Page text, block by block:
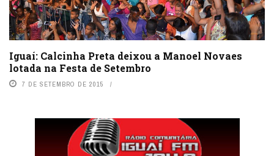
Iguaí: Calcinha Preta deixou a Manoel Novaes
lotada na Festa de Setembro
7 DE SETEMBRO DE 2015